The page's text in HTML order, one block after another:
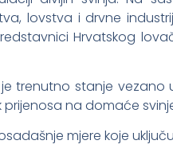
lovstva i drvne
Hrvatskog
trenutno stanje vezano
prijenosa na domaće
mjere koje